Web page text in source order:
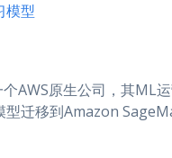
模型​
AWS原生公司，其ML
迁移到Amazon